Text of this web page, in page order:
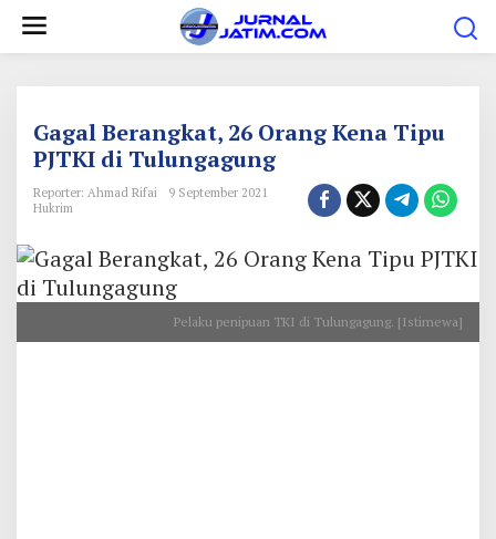
Gagal Berangkat, 26 Orang Kena Tipu
PJTKI di Tulungagung
Reporter: Ahmad Rifai
9 September 2021
Hukrim
Pelaku penipuan TKI di Tulungagung. [Istimewa]